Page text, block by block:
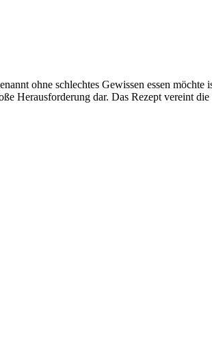
ohne schlechtes Gewissen essen
Herausforderung dar. Das Rezept vereint